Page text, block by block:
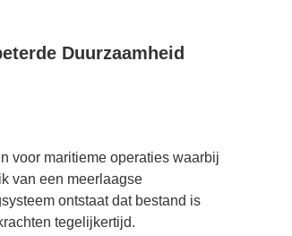
Duurzaamheid
voor maritieme operaties waarbij
van een meerlaagse
ontstaat dat bestand is
tegelijkertijd.